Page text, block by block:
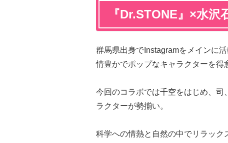
『Dr.STONE』×水
群馬県出身でInstagramをメインに
情豊かでポップなキャラクターを得
今回のコラボでは千空をはじめ、司
ラクターが勢揃い。
科学への情熱と自然の中でリラッ